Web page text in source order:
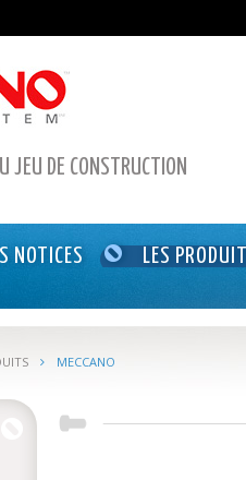
JEU DE CONSTRUCTION
NOTICES LES
MECCANO